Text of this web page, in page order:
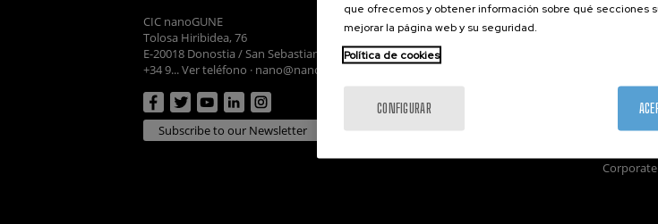
CIC nanoGUNE
Tolosa Hiribidea, 76
E-20018 Donostia / San Sebastian
+34 9... Ver teléfono · nano@nanogune.eu
Subscribe to our Newsletter
nanoGUNE
que ofrecemos y obtener información sobre qué secciones
mejorar la página web y su seguridad.
Política de cookies
CONFIGURAR